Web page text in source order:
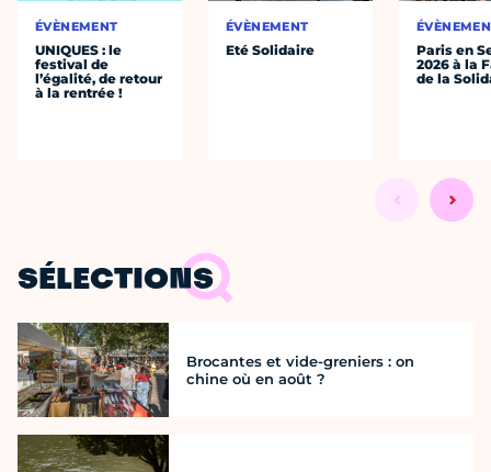
ÉVÈNEMENT
UNIQUES : le
festival de
l’égalité, de retour
à la rentrée !
ÉVÈNEMENT
Eté Solidaire
Paris en
2026 à la
de la
SÉLECTIONS
Brocantes et vide-greniers : on
chine où en août ?